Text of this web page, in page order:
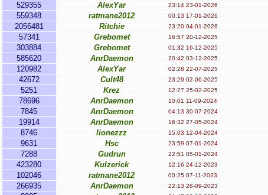
529355 AlexYar 23:14 23-01-2026
559348 ratmane2012 00:13 17-01-2026
2056481 Ritchie 23:20 04-01-2026
57341 Grebomet 16:57 20-12-2025
303884 Grebomet 01:32 16-12-2025
585620 AnrDaemon 20:42 03-12-2025
120982 AlexYar 02:28 22-07-2025
42672 Cult48 23:29 02-06-2025
5251 Krez 12:27 25-02-2025
78696 AnrDaemon 10:01 11-09-2024
7845 AnrDaemon 04:13 30-07-2024
19914 AnrDaemon 16:32 27-05-2024
8746 lionezzz 15:03 12-04-2024
9631 Hsc 23:59 07-01-2024
7288 Gudrun 22:51 05-01-2024
423280 Kulzerick 12:16 24-12-2023
102046 ratmane2012 00:25 07-11-2023
266935 AnrDaemon 22:13 28-09-2023